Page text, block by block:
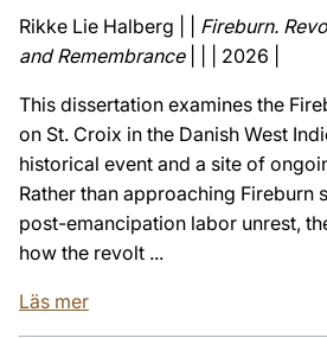
Rikke Lie Halberg | | Fireburn.
and Remembrance| | | 2026 |
This dissertation examines the
on St. Croix in the Danish West
historical event and a site of
Rather than approaching Fireburn
post-emancipation labor unrest,
how the revolt ...
Läs mer